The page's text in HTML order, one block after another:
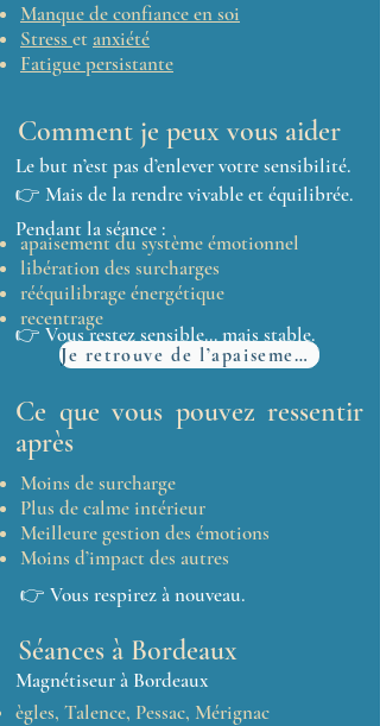
Manque de confiance en soi
Stress et anxiété
Fatigue persistante
Comment je peux vous aider
Le but n’est pas d’enlever votre sensibilité.
👉 Mais de la rendre vivable et équilibrée.
Pendant la séance :
apaisement du système émotionnel
libération des surcharges
rééquilibrage énergétique
recentrage
👉 Vous restez sensible… mais stable.
Je retrouve de l’apaisement
Ce que vous pouvez ressentir
après
Moins de surcharge
Plus de calme intérieur
Meilleure gestion des émotions
Moins d’impact des autres
👉 Vous respirez à nouveau.
Séances à Bordeaux
Magnétiseur à Bordeaux
ègles, Talence, Pessac, Mérignac